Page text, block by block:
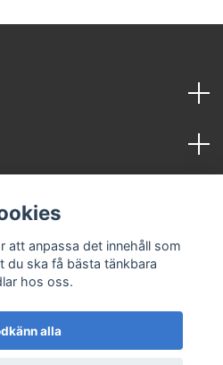
att anpassa det innehåll som
ska få bästa tänkbara
hos oss.
alla